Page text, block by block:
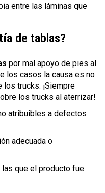
entre las láminas que
de tablas?
por mal apoyo de pies al
los casos la causa es no
trucks. ¡Siempre
los trucks al aterrizar!
atribuibles a defectos
adecuada o
que el producto fue